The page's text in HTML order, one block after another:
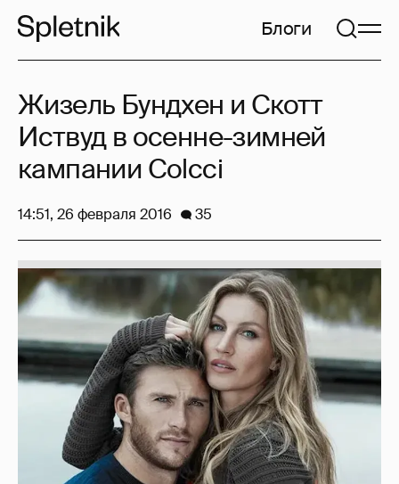
Блоги
Жизель Бундхен и Скотт
Иствуд в осенне-зимней
кампании Colcci
14:51, 26 февраля 2016 35